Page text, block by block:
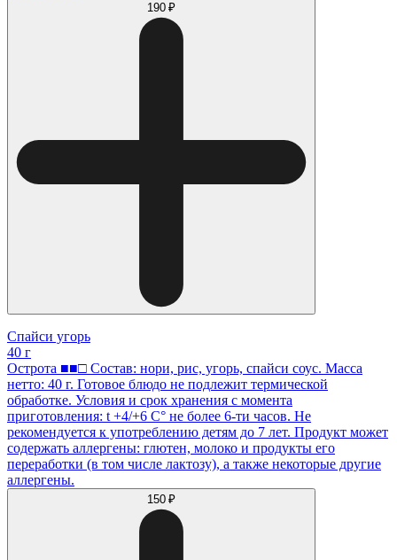
190 ₽
Спайси угорь
40 г
Острота ■■□ Состав: нори, рис, угорь, спайси соус. Масса
нетто: 40 г. Готовое блюдо не подлежит термической
обработке. Условия и срок хранения с момента
приготовления: t +4/+6 С° не более 6-ти часов. Не
рекомендуется к употреблению детям до 7 лет. Продукт может
содержать аллергены: глютен, молоко и продукты его
переработки (в том числе лактозу), а также некоторые другие
аллергены.
150 ₽